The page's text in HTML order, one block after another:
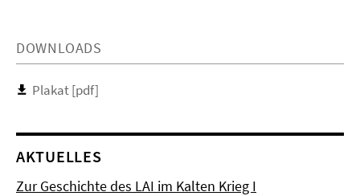
DOWNLOADS
Plakat [pdf]
AKTUELLES
Zur Geschichte des LAI im Kalten Krieg I